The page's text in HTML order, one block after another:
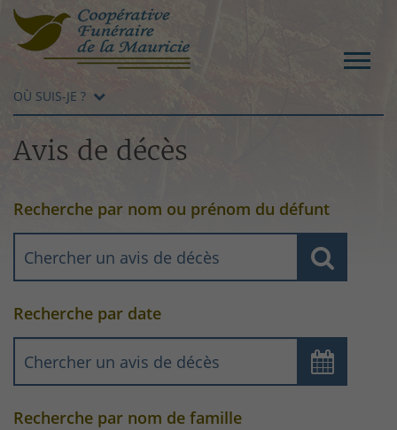
OÙ SUIS-JE ?
Avis de décès
Recherche par nom ou prénom du défunt
Recherche par date
Recherche par nom de famille